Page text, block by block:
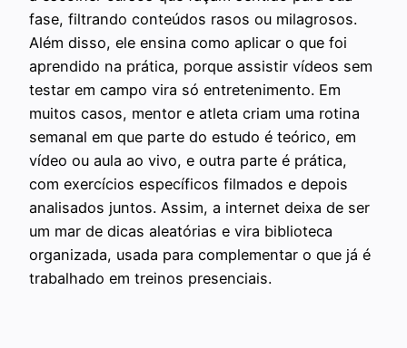
fase, filtrando conteúdos rasos ou milagrosos.
Além disso, ele ensina como aplicar o que foi
aprendido na prática, porque assistir vídeos sem
testar em campo vira só entretenimento. Em
muitos casos, mentor e atleta criam uma rotina
semanal em que parte do estudo é teórico, em
vídeo ou aula ao vivo, e outra parte é prática,
com exercícios específicos filmados e depois
analisados juntos. Assim, a internet deixa de ser
um mar de dicas aleatórias e vira biblioteca
organizada, usada para complementar o que já é
trabalhado em treinos presenciais.